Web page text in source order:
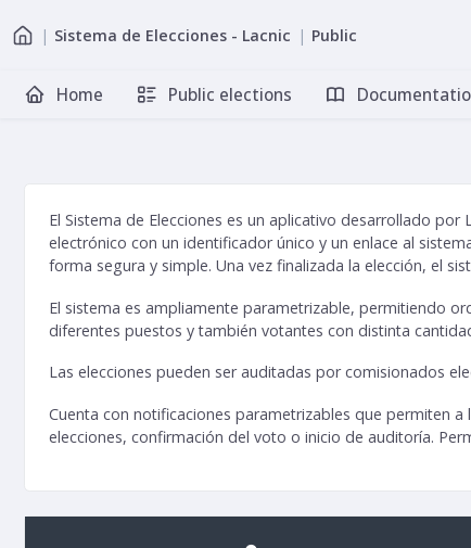
| Sistema de Elecciones - Lacnic | Public
Home Public elections
El Sistema de Elecciones es un aplicativo desarrollado
electrónico con un identificador único y un enlace al
forma segura y simple. Una vez finalizada la elección, el
El sistema es ampliamente parametrizable, permitiendo
diferentes puestos y también votantes con distinta
Las elecciones pueden ser auditadas por comisionados
Cuenta con notificaciones parametrizables que permiten
elecciones, confirmación del voto o inicio de auditoría.